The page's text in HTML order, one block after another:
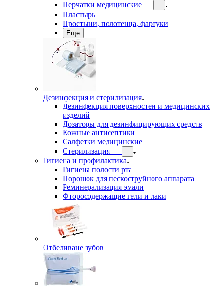
Перчатки медицинские
Пластырь
Простыни, полотенца, фартуки
Еще
Дезинфекция и стерилизация
Дезинфекция поверхностей и медицинских
изделий
Дозаторы для дезинфицирующих средств
Кожные антисептики
Салфетки медицинские
Стерилизация
Гигиена и профилактика
Гигиена полости рта
Порошок для пескоструйного аппарата
Реминерализация эмали
Фторосодержащие гели и лаки
Отбеливане зубов